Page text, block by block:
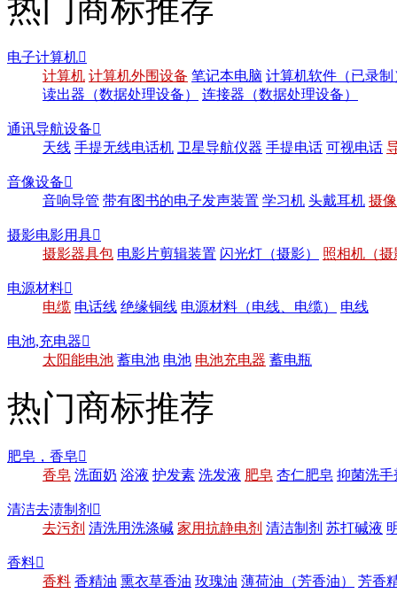
热门商标推荐
电子计算机
计算机 计算机外围设备 笔记本电脑 计算机软件（已录制
读出器（数据处理设备）
连接器（数据处理设备）
通讯导航设备
天线 手提无线电话机 卫星导航仪器 手提电话 可视电话
音像设备
音响导管 带有图书的电子发声装置 学习机 头戴耳机 摄
摄影电影用具
摄影器具包 电影片剪辑装置 闪光灯（摄影） 照相机（摄
电源材料
电缆 电话线 绝缘铜线 电源材料（电线、电缆） 电线
电池,充电器
太阳能电池 蓄电池 电池 电池充电器 蓄电瓶
热门商标推荐
肥皂，香皂
香皂 洗面奶 浴液 护发素 洗发液 肥皂 杏仁肥皂 抑菌洗手
清洁去渍制剂 
去污剂 清洗用洗涤碱 家用抗静电剂 清洁制剂 苏打碱液
香料
香料 香精油 熏衣草香油 玫瑰油 薄荷油（芳香油） 芳香